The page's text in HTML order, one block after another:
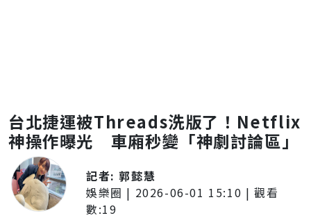
台北捷運被Threads洗版了！Netflix
神操作曝光 車廂秒變「神劇討論區」
記者:郭懿慧
娛樂圈 | 2026-06-01 15:10 | 觀看
數:19